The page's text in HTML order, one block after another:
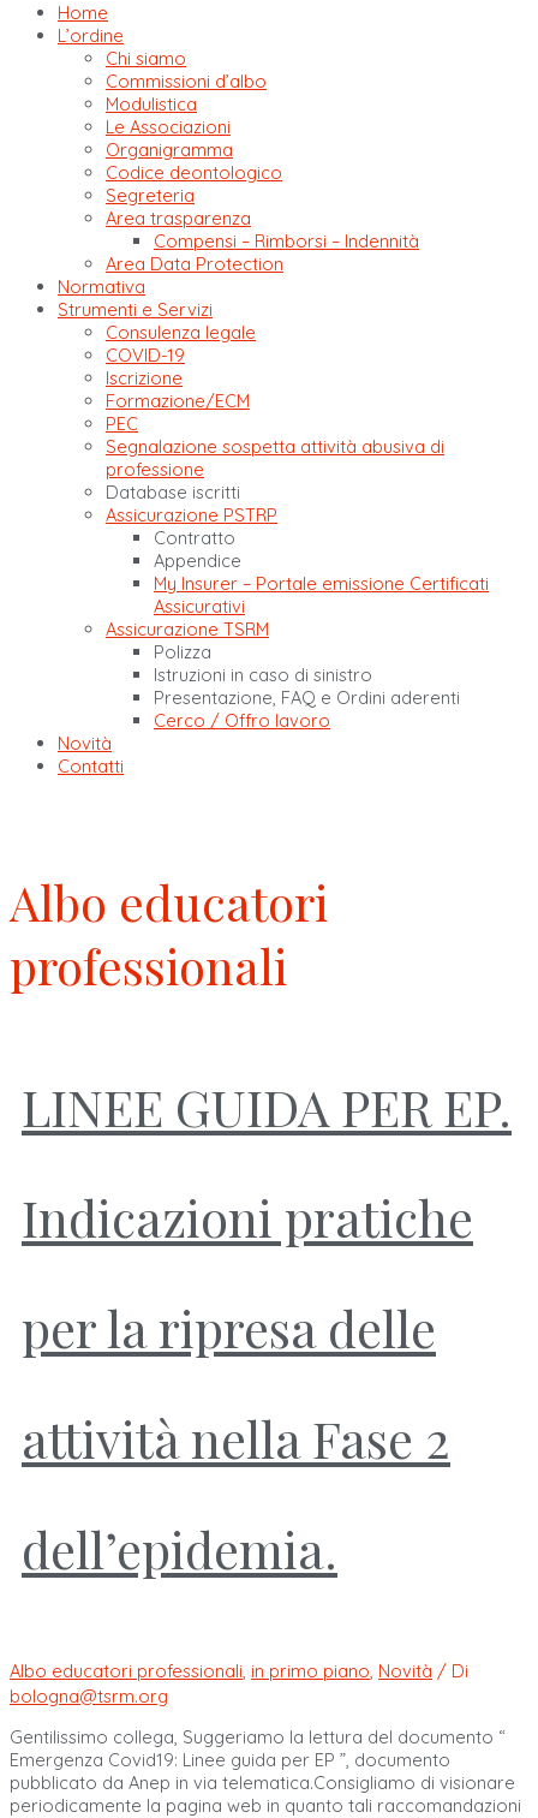
Home
L’ordine
Chi siamo
Commissioni d’albo
Modulistica
Le Associazioni
Organigramma
Codice deontologico
Segreteria
Area trasparenza
Compensi – Rimborsi – Indennità
Area Data Protection
Normativa
Strumenti e Servizi
Consulenza legale
COVID-19
Iscrizione
Formazione/ECM
PEC
Segnalazione sospetta attività abusiva di
professione
Database iscritti
Assicurazione PSTRP
Contratto
Appendice
My Insurer – Portale emissione Certificati
Assicurativi
Assicurazione TSRM
Polizza
Istruzioni in caso di sinistro
Presentazione, FAQ e Ordini aderenti
Cerco / Offro lavoro
Novità
Contatti
Albo educatori
professionali
LINEE GUIDA PER EP.
Indicazioni pratiche
per la ripresa delle
attività nella Fase 2
dell’epidemia.
Albo educatori professionali, in primo piano, Novità / Di
bologna@tsrm.org
Gentilissimo collega, Suggeriamo la lettura del documento “
Emergenza Covid19: Linee guida per EP ”, documento
pubblicato da Anep in via telematica.Consigliamo di visionare
periodicamente la pagina web in quanto tali raccomandazioni